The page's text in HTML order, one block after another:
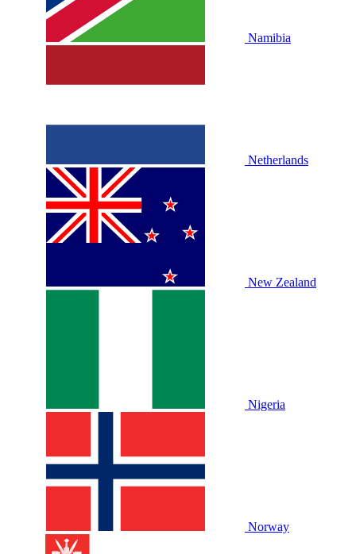
Namibia
Netherlands
New Zealand
Nigeria
Norway